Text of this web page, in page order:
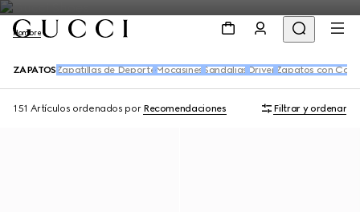
Hombre
ZAPATOS Zapatillas de DeporteMocasines Sandalias Driver Zapatos con
151 Artículos ordenados por Recomendaciones Filtrar y ordenar